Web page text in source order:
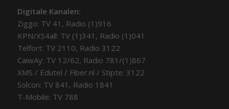
Digitale Kanalen:
Ziggo: TV 41, Radio (1)916
KPN/XS4all: TV (1)341, Radio (1)041
Telfort: TV 2110, Radio 3122
CaiwAy: TV 12/62, Radio 781/(1)867
XMS / Edutel / Fiber.nl / Stipte: 3122
Solcon: TV 841, Radio 1841
T-Mobile: TV 788